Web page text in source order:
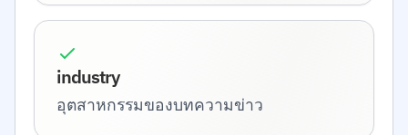
industry
อุตสาหกรรมของบทความข่าว